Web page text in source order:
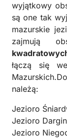
wyjątkowy
są one tak
mazurskie
zajmują
łączą się
należą:
Jezioro
Jezioro Dargin
Jezioro